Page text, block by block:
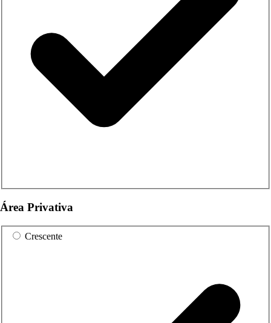
Área Privativa
Crescente